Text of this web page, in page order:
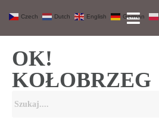
OK!
KOŁOBRZEG
Czech Dutch English German